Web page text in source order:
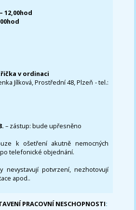
12,00hod
v ordinaci
Jílková, Prostřední 48, Plzeň - tel.:
– zástup: bude upřesněno
k ošetření akutně nemocných
telefonické objednání.
nevystavují potvrzení, nezhotovují
apod..
PRACOVNÍ NESCHOPNOSTI: